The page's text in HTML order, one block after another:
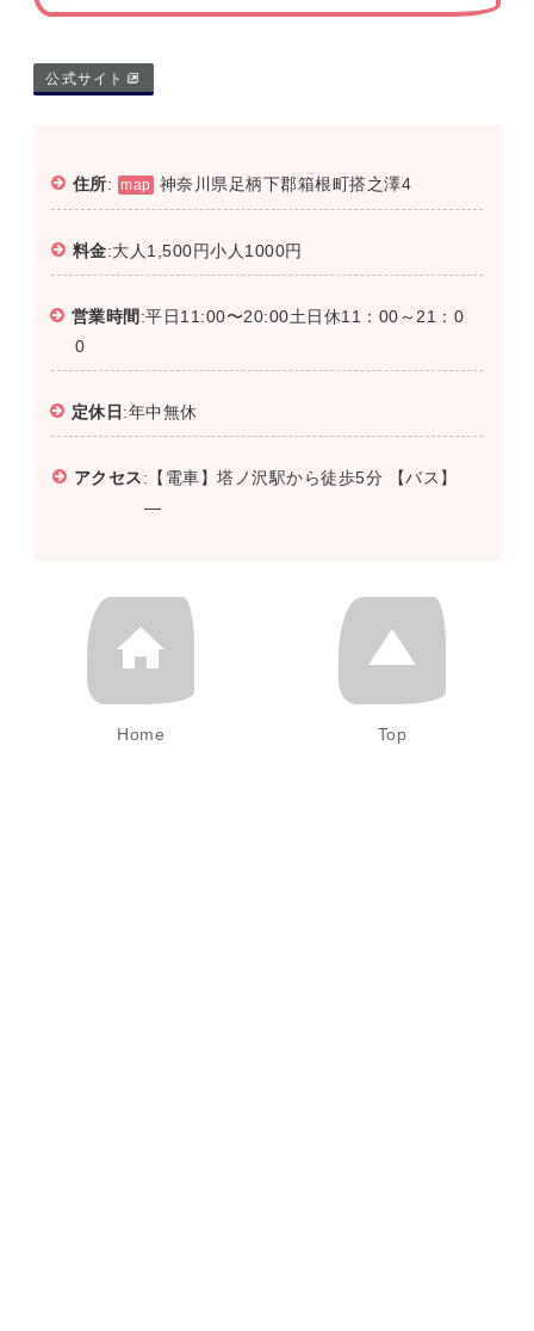
公式サイト
住所: map 神奈川県足柄下郡箱根町搭之澤4
料金:大人1,500円小人1000円
営業時間 :平日11:00〜20:00土日休11：00～21：0
0
定休日 :年中無休
アクセス:【電車】塔ノ沢駅から徒歩5分 【バス】
―
Home Top